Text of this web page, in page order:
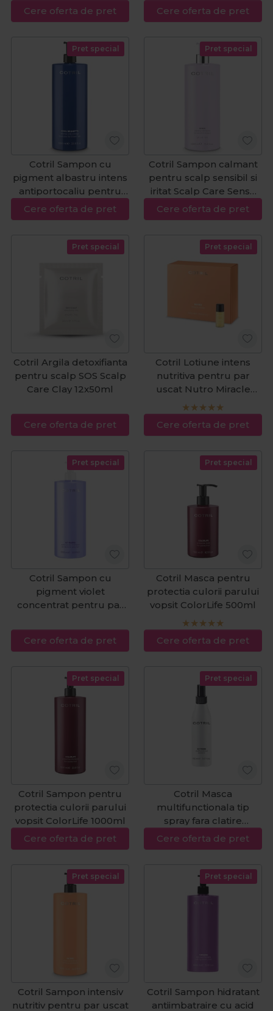
Purity Oil 1000ml
Cere oferta de pret
par saten Cool Brunette
Intense 500ml
Cere oferta de pret
Pret special
Cotril Sampon cu
pigment albastru intens
antiportocaliu pentru
par saten Cool Brunette
Intense 1000ml
Cere oferta de pret
Pret special
Cotril Sampon calmant
pentru scalp sensibil si
iritat Scalp Care Sense
1000ml
Cere oferta de pret
Pret special
Cotril Argila detoxifianta
pentru scalp SOS Scalp
Care Clay 12x50ml
Cere oferta de pret
Pret special
Cotril Lotiune intens
nutritiva pentru par
uscat Nutro Miracle
Potion 10 fiolex12ml
Cere oferta de pret
Pret special
Cotril Sampon cu
pigment violet
concentrat pentru par
Purple 1000ml
Cere oferta de pret
Pret special
Cotril Masca pentru
protectia culorii parului
vopsit ColorLife 500ml
Cere oferta de pret
Pret special
Cotril Sampon pentru
protectia culorii parului
vopsit ColorLife 1000ml
Cere oferta de pret
Pret special
Cotril Masca
multifunctionala tip
spray fara clatire
Extreme 150ml
Cere oferta de pret
Pret special
Cotril Sampon intensiv
nutritiv pentru par uscat
Pret special
Cotril Sampon hidratant
antiimbatraire cu acid